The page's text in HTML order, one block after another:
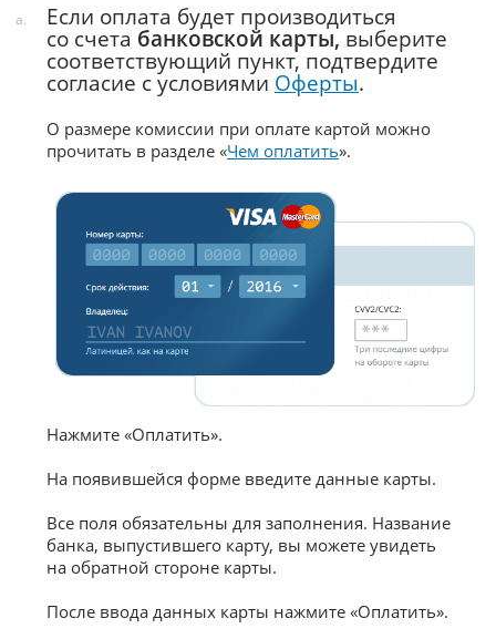
а.
Если оплата будет производиться
со счета банковской карты, выберите
соответствующий пункт, подтвердите
согласие с условиями Оферты.
О размере комиссии при оплате картой можно
прочитать в разделе «Чем оплатить».
Нажмите «Оплатить».
На появившейся форме введите данные карты.
Все поля обязательны для заполнения. Название
банка, выпустившего карту, вы можете увидеть
на обратной стороне карты.
После ввода данных карты нажмите «Оплатить».